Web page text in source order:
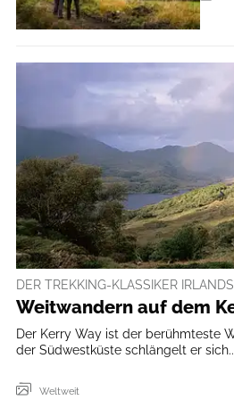
DER TREKKING-KLASSIKER IRLANDS
Weitwandern auf dem
Der Kerry Way ist der berühmteste
der Südwestküste schlängelt er
Weltweit